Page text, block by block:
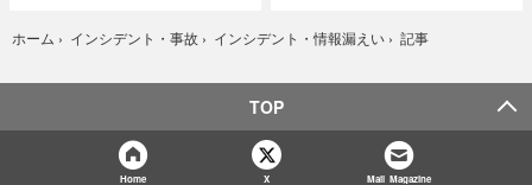
ホーム › インシデント・事故 › インシデント・情報漏えい › 記事
TOP
Home X Mail Magazine